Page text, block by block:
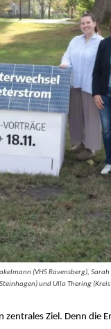
(VHS Ravensberg),
und Ulla Thering
Ziel. Denn